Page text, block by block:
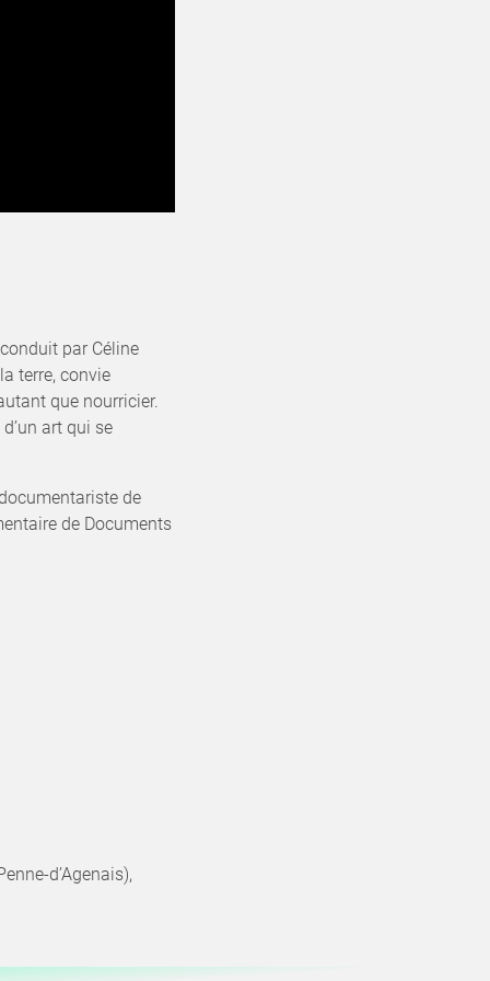
par Céline
terre, convie
que nourricier.
art qui se
de
de Documents
d’Agenais),